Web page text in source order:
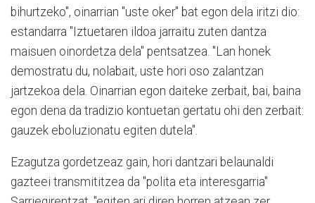
bihurtzeko", oinarrian "uste oker" bat egon dela iritzi dio:
estandarra "Iztuetaren ildoa jarraitu zuten dantza
maisuen oinordetza dela" pentsatzea. "Lan honek
demostratu du, nolabait, uste hori oso zalantzan
jartzekoa dela. Oinarrian egon daiteke zerbait, bai, baina
egon dena da tradizio kontuetan gertatu ohi den zerbait:
gauzek eboluzionatu egiten dutela".
Ezagutza gordetzeaz gain, hori dantzari belaunaldi
gazteei transmititzea da "polita eta interesgarria"